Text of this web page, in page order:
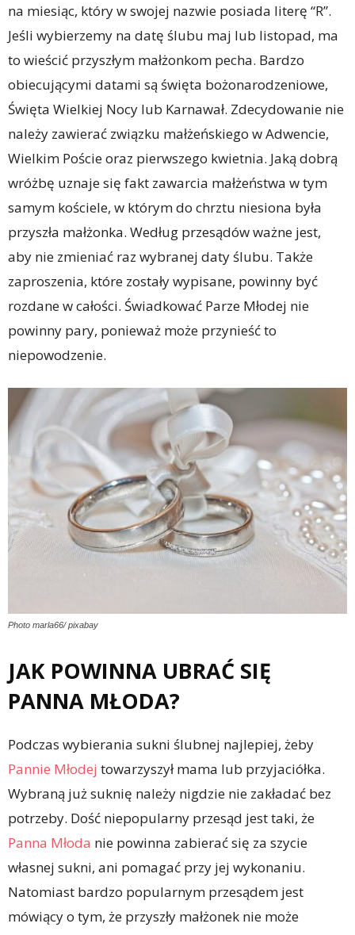
na miesiąc, który w swojej nazwie posiada literę “R”.
Jeśli wybierzemy na datę ślubu maj lub listopad, ma
to wieścić przyszłym małżonkom pecha. Bardzo
obiecującymi datami są święta bożonarodzeniowe,
Święta Wielkiej Nocy lub Karnawał. Zdecydowanie nie
należy zawierać związku małżeńskiego w Adwencie,
Wielkim Poście oraz pierwszego kwietnia. Jaką dobrą
wróżbę uznaje się fakt zawarcia małżeństwa w tym
samym kościele, w którym do chrztu niesiona była
przyszła małżonka. Według przesądów ważne jest,
aby nie zmieniać raz wybranej daty ślubu. Także
zaproszenia, które zostały wypisane, powinny być
rozdane w całości. Świadkować Parze Młodej nie
powinny pary, ponieważ może przynieść to
niepowodzenie.
Photo marla66/ pixabay
JAK POWINNA UBRAĆ SIĘ
PANNA MŁODA?
Podczas wybierania sukni ślubnej najlepiej, żeby
Pannie Młodej towarzyszył mama lub przyjaciółka.
Wybraną już suknię należy nigdzie nie zakładać bez
potrzeby. Dość niepopularny przesąd jest taki, że
Panna Młoda nie powinna zabierać się za szycie
własnej sukni, ani pomagać przy jej wykonaniu.
Natomiast bardzo popularnym przesądem jest
mówiący o tym, że przyszły małżonek nie może